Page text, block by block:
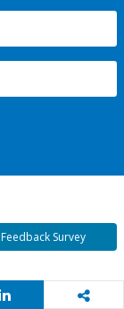
Feedback Survey